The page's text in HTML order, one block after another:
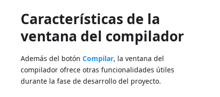
Características de la
ventana del compilador
Además del botónCompilar, la ventana del
compilador ofrece otras funcionalidades útiles
durante la fase de desarrollo del proyecto.